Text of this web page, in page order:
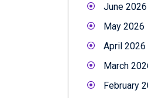
June 2026
May 2026
April 2026
March
February